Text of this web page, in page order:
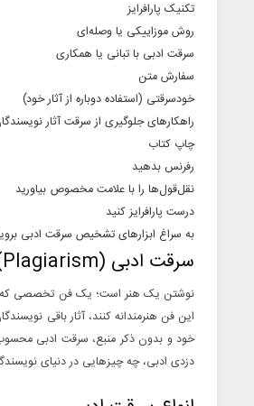
تکنیک پارافرایز
روش موزاییکی یا وصله‌ای
سرقت ادبی با تبانی یا همکاری
سفارش متن
خودسرقتی (استفاده دوباره از آثار خود)
راهکارهای جلوگیری از سرقت آثار
چاپ کتاب
رفرنس بدهید
نقل‌قول‌ها را با علامت مخصوص بیاورید
درست پارافرایز کنید
به سراغ ابزارهای تشخیص سرقت ادبی
سرقت ادبی (Plagiarism) چیست؟
نوشتن یک هنر است؛ یک فن تخصصی که هر
این فن هنرمندانه کنند، آثار باقی
خود و بدون ذکر منبع، سرقت ادبی محسوب
دزدی ادبی، چه چیزهایی در دنیای